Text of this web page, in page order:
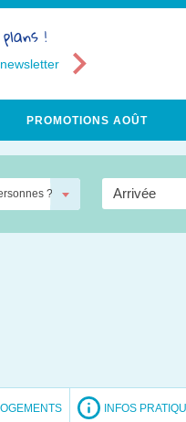
!
PROMOTIONS AOÛT
?
INFOS